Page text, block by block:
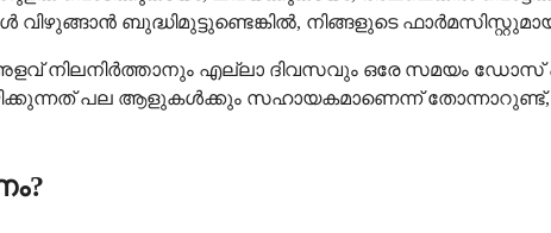
ബുദ്ധിമുട്ടുണ്ടെങ്കിൽ, നിങ്ങളുടെ
അളവ് നിലനിർത്താനും എല്ലാ ദിവസവും ഒരേ സമയം
പല ആളുകൾക്കും സഹായകമാണെന്ന്